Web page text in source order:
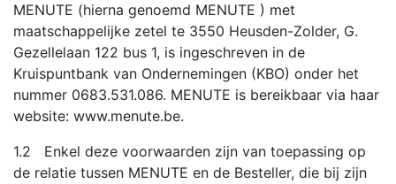
MENUTE (hierna genoemd MENUTE ) met
maatschappelijke zetel te 3550 Heusden-Zolder, G.
Gezellelaan 122 bus 1, is ingeschreven in de
Kruispuntbank van Ondernemingen (KBO) onder het
nummer 0683.531.086. MENUTE is bereikbaar via haar
website: www.menute.be.
1.2 Enkel deze voorwaarden zijn van toepassing op
de relatie tussen MENUTE en de Besteller, die bij zijn